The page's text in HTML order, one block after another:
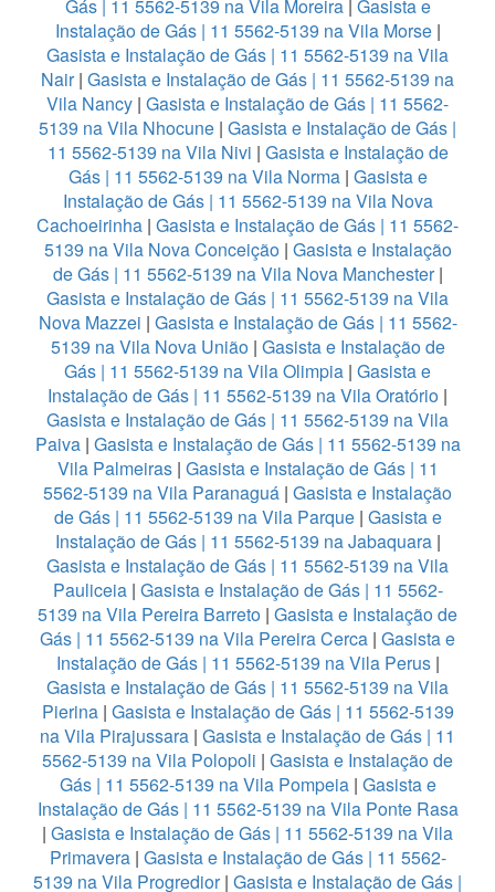
Gás | 11 5562-5139 na Vila Moreira| Gasista e
Instalação de Gás | 11 5562-5139 na Vila Morse|
Gasista e Instalação de Gás | 11 5562-5139 na Vila
Nair| Gasista e Instalação de Gás | 11 5562-5139 na
Vila Nancy | Gasista e Instalação de Gás | 11 5562-
5139 na Vila Nhocune | Gasista e Instalação de Gás |
11 5562-5139 na Vila Nivi | Gasista e Instalação de
Gás | 11 5562-5139 na Vila Norma| Gasista e
Instalação de Gás | 11 5562-5139 na Vila Nova
Cachoeirinha | Gasista e Instalação de Gás | 11 5562-
5139 na Vila Nova Conceição| Gasista e Instalação
de Gás | 11 5562-5139 na Vila Nova Manchester|
Gasista e Instalação de Gás | 11 5562-5139 na Vila
Nova Mazzei | Gasista e Instalação de Gás | 11 5562-
5139 na Vila Nova União| Gasista e Instalação de
Gás | 11 5562-5139 na Vila Olimpia | Gasista e
Instalação de Gás | 11 5562-5139 na Vila Oratório |
Gasista e Instalação de Gás | 11 5562-5139 na Vila
Paiva| Gasista e Instalação de Gás | 11 5562-5139 na
Vila Palmeiras| Gasista e Instalação de Gás | 11
5562-5139 na Vila Paranaguá | Gasista e Instalação
de Gás | 11 5562-5139 na Vila Parque| Gasista e
Instalação de Gás | 11 5562-5139 na Jabaquara|
Gasista e Instalação de Gás | 11 5562-5139 na Vila
Pauliceia| Gasista e Instalação de Gás | 11 5562-
5139 na Vila Pereira Barreto | Gasista e Instalação de
Gás | 11 5562-5139 na Vila Pereira Cerca | Gasista e
Instalação de Gás | 11 5562-5139 na Vila Perus|
Gasista e Instalação de Gás | 11 5562-5139 na Vila
Pierina| Gasista e Instalação de Gás | 11 5562-5139
na Vila Pirajussara | Gasista e Instalação de Gás | 11
5562-5139 na Vila Polopoli | Gasista e Instalação de
Gás | 11 5562-5139 na Vila Pompeia| Gasista e
Instalação de Gás | 11 5562-5139 na Vila Ponte Rasa
| Gasista e Instalação de Gás | 11 5562-5139 na Vila
Primavera| Gasista e Instalação de Gás | 11 5562-
5139 na Vila Progredior| Gasista e Instalação de Gás |